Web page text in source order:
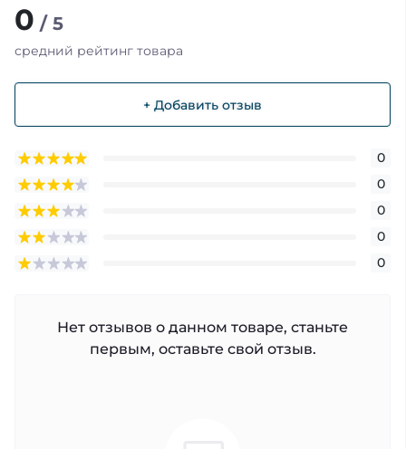
0 / 5
средний рейтинг товара
+ Добавить отзыв
0
0
0
0
0
Нет отзывов о данном товаре, станьте
первым, оставьте свой отзыв.